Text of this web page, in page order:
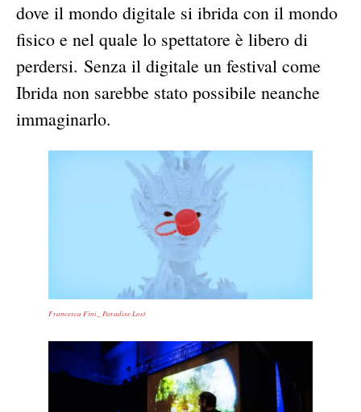
dove il mondo digitale si ibrida con il mondo
fisico e nel quale lo spettatore è libero di
perdersi. Senza il digitale un festival come
Ibrida non sarebbe stato possibile neanche
immaginarlo.
Francesca Fini_ Paradise Lost